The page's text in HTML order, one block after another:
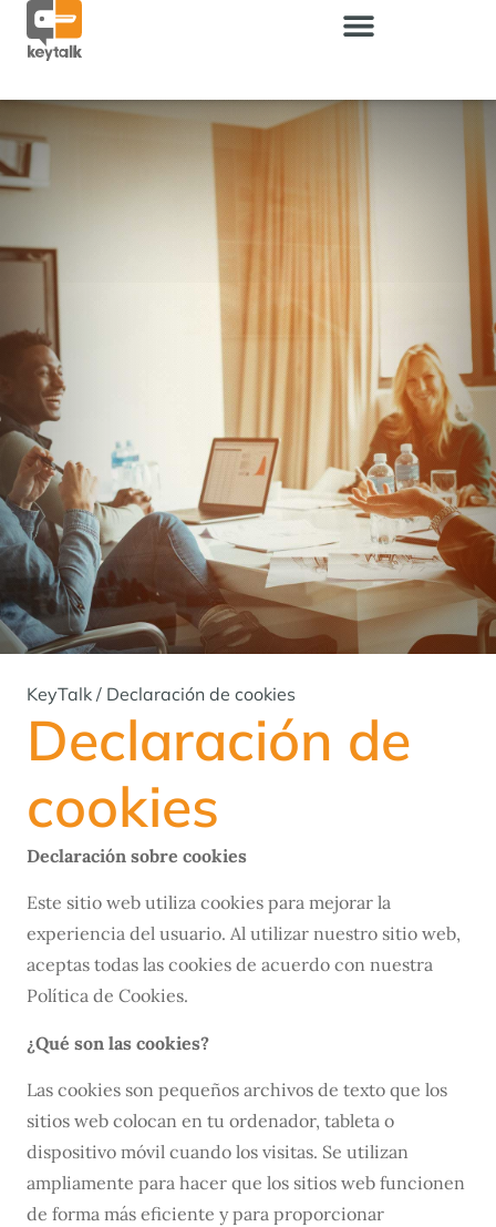
KeyTalk / Declaración de cookies
Declaración de
cookies
Declaración sobre cookies
Este sitio web utiliza cookies para mejorar la
experiencia del usuario. Al utilizar nuestro sitio web,
aceptas todas las cookies de acuerdo con nuestra
Política de Cookies.
¿Qué son las cookies?
Las cookies son pequeños archivos de texto que los
sitios web colocan en tu ordenador, tableta o
dispositivo móvil cuando los visitas. Se utilizan
ampliamente para hacer que los sitios web funcionen
de forma más eficiente y para proporcionar